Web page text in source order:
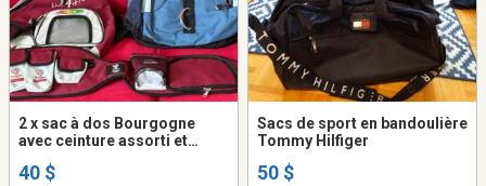
2 x sac à dos Bourgogne
avec ceinture assorti et
40 $
Sacs de sport en bandoulière
Tommy Hilfiger
50 $